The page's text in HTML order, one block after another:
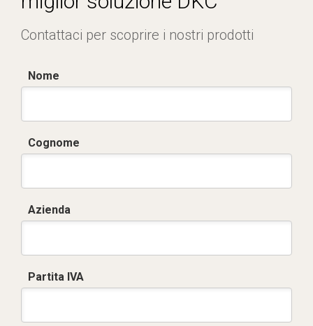
Contattaci per scoprire i nostri prodotti
Nome
Cognome
Azienda
Partita IVA